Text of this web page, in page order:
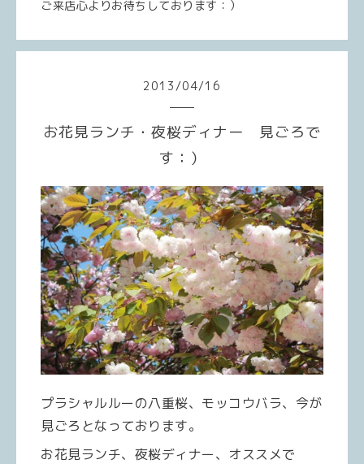
ご来店心よりお待ちしております：）
2013 /04/16
お花見ランチ・夜桜ディナー 見ごろで
す：）
プラシャルルーの八重桜、モッコウバラ、今が
見ごろとなっております。
お花見ランチ、夜桜ディナー、オススメで